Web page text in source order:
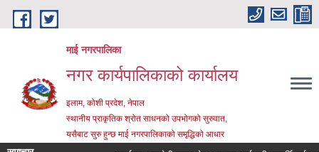
Skip to main content
माई नगरपालिका
नगर कार्यपालिकाको कार्यालय
इलाम, कोशी प्रदेश, नेपाल
स्थानीय प्राकृतिक श्रोत साधनको उपभोगको सुरुवात,
यसैबाट सुरु हुन्छ माई नगरपालिकाको समृद्धिको आधार